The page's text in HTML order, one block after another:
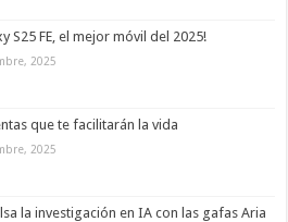
S25 FE, el mejor móvil del 2025!
2025
que te facilitarán la vida
2025
la investigación en IA con las gafas Aria